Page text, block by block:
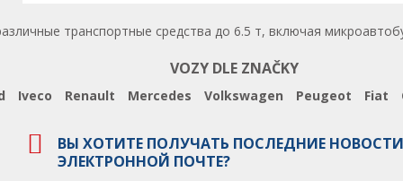
транспортные средства до 6.5 т, включая
VOZY DLE ZNAČKY
Iveco Renault Mercedes Volkswagen Peugeot Fiat
ВЫ ХОТИТЕ ПОЛУЧАТЬ ПОСЛЕДНИЕ
ЭЛЕКТРОННОЙ ПОЧТЕ?